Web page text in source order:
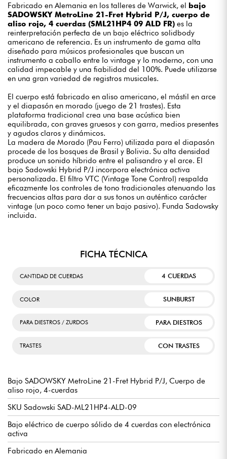
Fabricado en Alemania en los talleres de Warwick, el bajo
SADOWSKY MetroLine 21-Fret Hybrid P/J, cuerpo de
aliso rojo, 4 cuerdas (SML21HP4 09 ALD FR) es la
reinterpretación perfecta de un bajo eléctrico solidbody
americano de referencia. Es un instrumento de gama alta
diseñado para músicos profesionales que buscan un
instrumento a caballo entre lo vintage y lo moderno, con una
calidad impecable y una fiabilidad del 100%. Puede utilizarse
en una gran variedad de registros musicales.
El cuerpo está fabricado en aliso americano, el mástil en arce
y el diapasón en morado (juego de 21 trastes). Esta
plataforma tradicional crea una base acústica bien
equilibrada, con graves gruesos y con garra, medios presentes
y agudos claros y dinámicos.
La madera de Morado (Pau Ferro) utilizada para el diapasón
procede de los bosques de Brasil y Bolivia. Su alta densidad
produce un sonido híbrido entre el palisandro y el arce. El
bajo Sadowski Hybrid P/J incorpora electrónica activa
personalizada. El filtro VTC (Vintage Tone Control) respalda
eficazmente los controles de tono tradicionales atenuando las
frecuencias altas para dar a sus tonos un auténtico carácter
vintage (un poco como tener un bajo pasivo). Funda Sadowsky
incluida.
FICHA TÉCNICA
CANTIDAD DE CUERDAS 4 CUERDAS
COLOR SUNBURST
PARA DIESTROS / ZURDOS PARA DIESTROS
TRASTES CON TRASTES
Bajo SADOWSKY MetroLine 21-Fret Hybrid P/J, Cuerpo de
aliso rojo, 4-cuerdas
SKU Sadowski SAD-ML21HP4-ALD-09
Bajo eléctrico de cuerpo sólido de 4 cuerdas con electrónica
activa
Fabricado en Alemania